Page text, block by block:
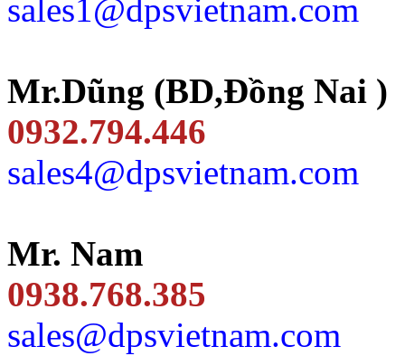
sales1@dpsvietnam.com
Mr.Dũng (BD,Đồng Nai )
0932.794.446
sales4@dpsvietnam.com
Mr. Nam
0938.768.385
sales@dpsvietnam.com